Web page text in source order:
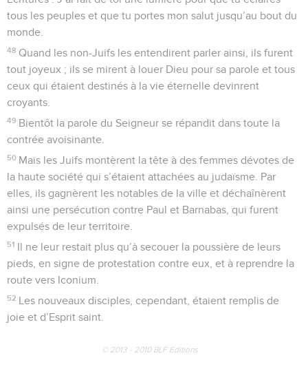
tous les peuples et que tu portes mon salut jusqu’au bout du
monde.
48 Quand les non-Juifs les entendirent parler ainsi, ils furent
tout joyeux ; ils se mirent à louer Dieu pour sa parole et tous
ceux qui étaient destinés à la vie éternelle devinrent
croyants.
49 Bientôt la parole du Seigneur se répandit dans toute la
contrée avoisinante.
50 Mais les Juifs montèrent la tête à des femmes dévotes de
la haute société qui s’étaient attachées au judaïsme. Par
elles, ils gagnèrent les notables de la ville et déchaînèrent
ainsi une persécution contre Paul et Barnabas, qui furent
expulsés de leur territoire.
51 Il ne leur restait plus qu’à secouer la poussière de leurs
pieds, en signe de protestation contre eux, et à reprendre la
route vers Iconium.
52 Les nouveaux disciples, cependant, étaient remplis de
joie et d’Esprit saint.
© 2013 - 2010 BLF Editions